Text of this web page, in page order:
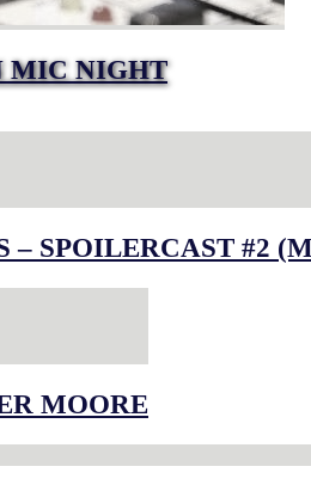
MIC NIGHT
– SPOILERCAST #2
MOORE